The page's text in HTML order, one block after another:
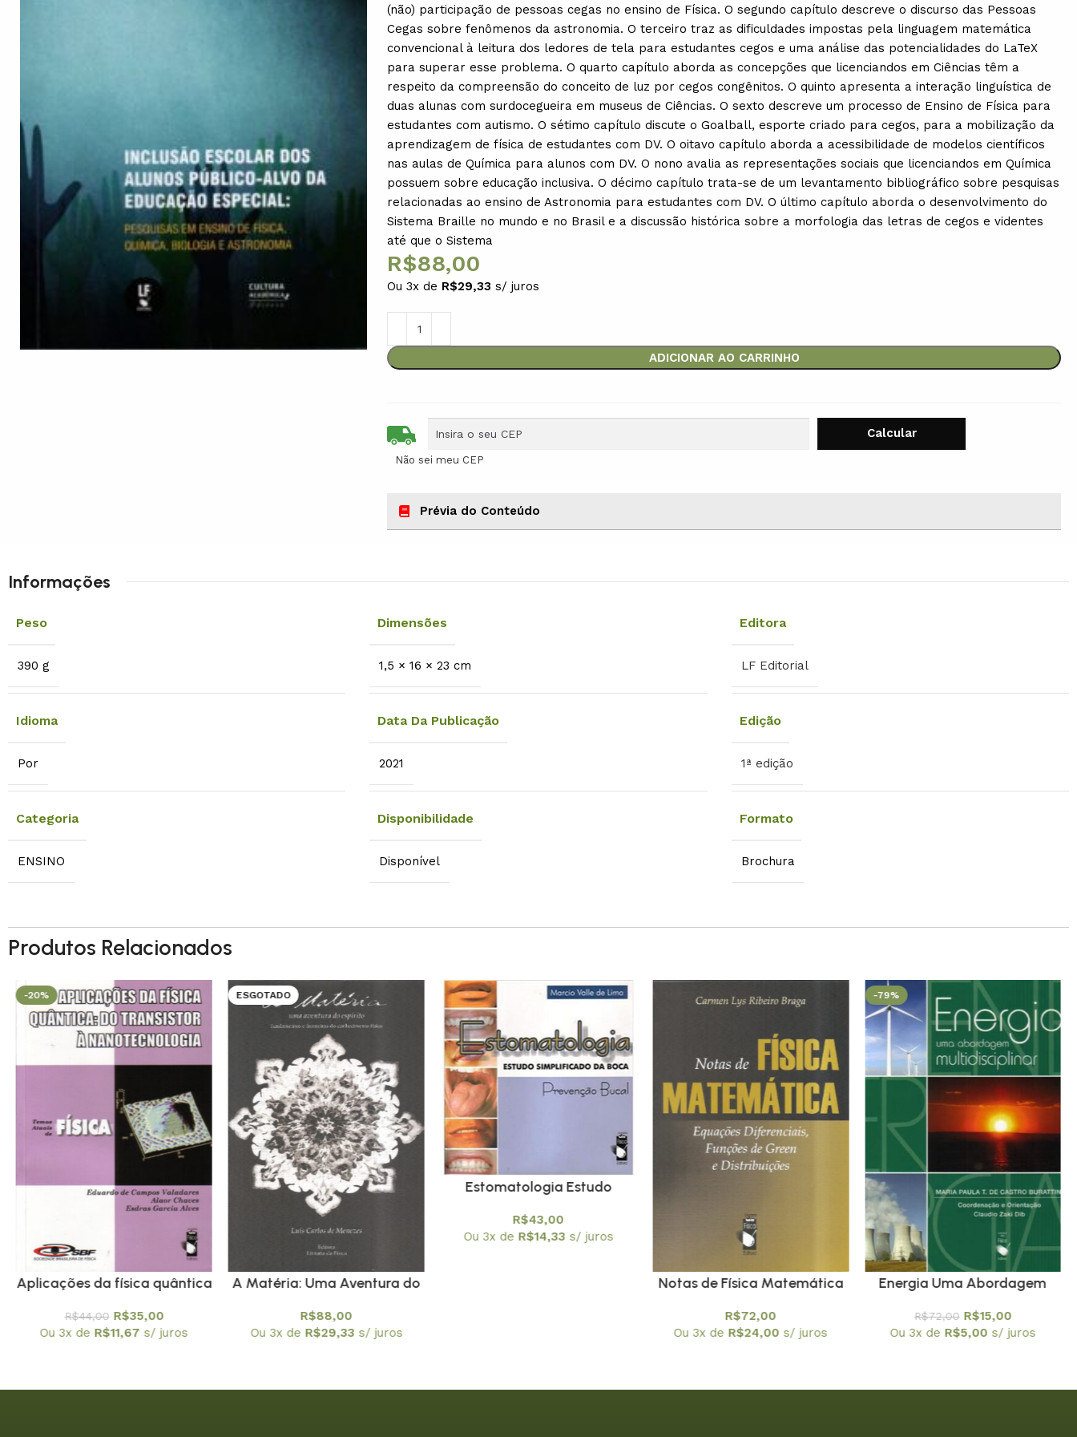
(não) participação de pessoas cegas no ensino de Física. O segundo capítulo descreve o discurso das Pessoas
Cegas sobre fenômenos da astronomia. O terceiro traz as dificuldades impostas pela linguagem matemática
convencional à leitura dos ledores de tela para estudantes cegos e uma análise das potencialidades do LaTeX
para superar esse problema. O quarto capítulo aborda as concepções que licenciandos em Ciências têm a
respeito da compreensão do conceito de luz por cegos congênitos. O quinto apresenta a interação linguística de
duas alunas com surdocegueira em museus de Ciências. O sexto descreve um processo de Ensino de Física para
estudantes com autismo. O sétimo capítulo discute o Goalball, esporte criado para cegos, para a mobilização da
aprendizagem de física de estudantes com DV. O oitavo capítulo aborda a acessibilidade de modelos científicos
nas aulas de Química para alunos com DV. O nono avalia as representações sociais que licenciandos em Química
possuem sobre educação inclusiva. O décimo capítulo trata-se de um levantamento bibliográfico sobre pesquisas
relacionadas ao ensino de Astronomia para estudantes com DV. O último capítulo aborda o desenvolvimento do
Sistema Braille no mundo e no Brasil e a discussão histórica sobre a morfologia das letras de cegos e videntes
até que o Sistema
R$88,00
Ou 3x de R$29,33 s/ juros
ADICIONAR AO CARRINHO
Não sei meu CEP
Prévia do Conteúdo
Informações
Peso
390 g
Dimensões
1,5 × 16 × 23 cm
Editora
LF Editorial
Idioma
Por
Data Da Publicação
2021
Edição
1ª edição
Categoria
ENSINO
Disponibilidade
Disponível
Formato
Brochura
Produtos Relacionados
-20%
Aplicações da física quântica
nanotecnologia – Coleção
R$44,00 R$35,00
Ou 3x de R$11,67 s/ juros
ESGOTADO
A Matéria: Uma Aventura do
PROMOÇÃO
R$88,00
Ou 3x de R$29,33 s/ juros
Estomatologia Estudo
Prevenção Bucal
R$43,00
Ou 3x de R$14,33 s/ juros
Notas de Física Matemática
Funções de Green e
R$72,00
Ou 3x de R$24,00 s/ juros
-79%
Energia Uma Abordagem
promoção
R$72,00 R$15,00
Ou 3x de R$5,00 s/ juros